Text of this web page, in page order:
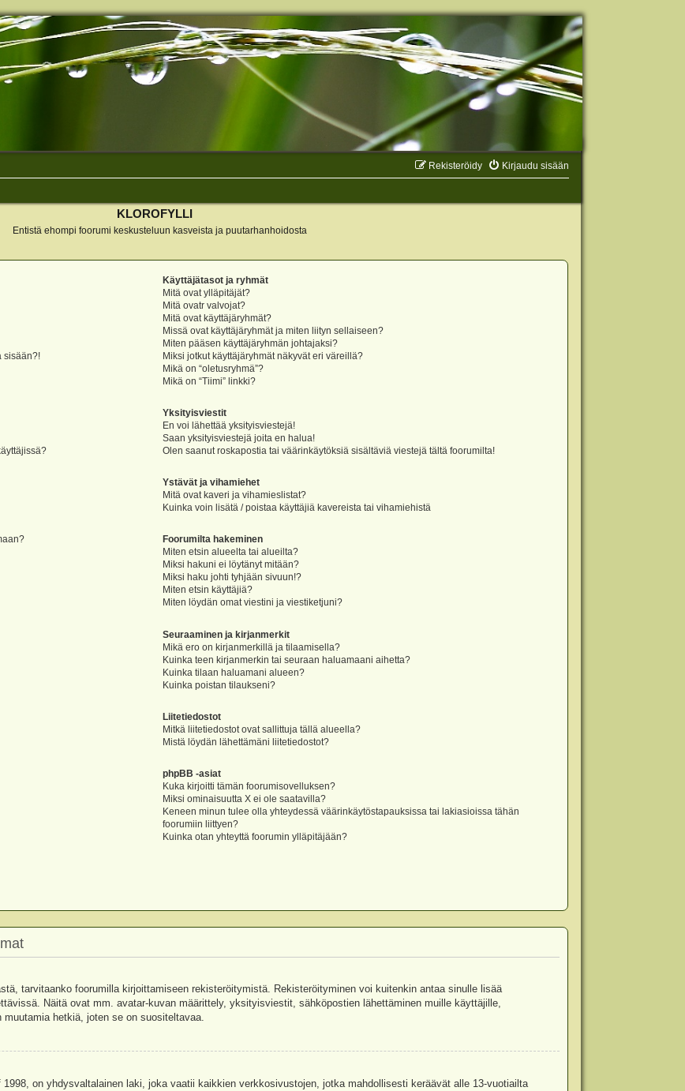
Kirjaudu sisään
Rekisteröidy
KLOROFYLLI
Entistä ehompi foorumi keskusteluun kasveista ja puutarhanhoidosta
sisään?!
Käyttäjätasot ja ryhmät
Mitä ovat ylläpitäjät?
Mitä ovatr valvojat?
Mitä ovat käyttäjäryhmät?
Missä ovat käyttäjäryhmät ja miten liityn sellaiseen?
Miten pääsen käyttäjäryhmän johtajaksi?
Miksi jotkut käyttäjäryhmät näkyvät eri väreillä?
Mikä on “oletusryhmä”?
Mikä on “Tiimi” linkki?
Yksityisviestit
En voi lähettää yksityisviestejä!
Saan yksityisviestejä joita en halua!
Olen saanut roskapostia tai väärinkäytöksiä sisältäviä viestejä tältä foorumilta!
Ystävät ja vihamiehet
Mitä ovat kaveri ja vihamieslistat?
Kuinka voin lisätä / poistaa käyttäjiä kavereista tai vihamiehistä
Foorumilta hakeminen
Miten etsin alueelta tai alueilta?
Miksi hakuni ei löytänyt mitään?
Miksi haku johti tyhjään sivuun!?
Miten etsin käyttäjiä?
Miten löydän omat viestini ja viestiketjuni?
Seuraaminen ja kirjanmerkit
Mikä ero on kirjanmerkillä ja tilaamisella?
Kuinka teen kirjanmerkin tai seuraan haluamaani aihetta?
Kuinka tilaan haluamani alueen?
Kuinka poistan tilaukseni?
Liitetiedostot
Mitkä liitetiedostot ovat sallittuja tällä alueella?
Mistä löydän lähettämäni liitetiedostot?
phpBB -asiat
Kuka kirjoitti tämän foorumisovelluksen?
Miksi ominaisuutta X ei ole saatavilla?
Keneen minun tulee olla yhteydessä väärinkäytöstapauksissa tai lakiasioissa tähän
foorumiin liittyen?
Kuinka otan yhteyttä foorumin ylläpitäjään?
tarvitaanko foorumilla kirjoittamiseen rekisteröitymistä. Rekisteröityminen voi kuitenkin antaa sinulle lisää
Näitä ovat mm. avatar-kuvan määrittely, yksityisviestit, sähköpostien lähettäminen muille käyttäjille,
hetkiä, joten se on suositeltavaa.
on yhdysvaltalainen laki, joka vaatii kaikkien verkkosivustojen, jotka mahdollisesti keräävät alle 13-vuotiailta